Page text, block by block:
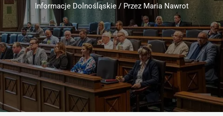
Informacje Dolnośląskie/ Przez Maria Nawrot